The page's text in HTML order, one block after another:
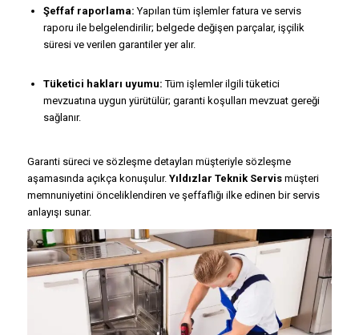
Şeffaf raporlama: Yapılan tüm işlemler fatura ve servis
raporu ile belgelendirilir; belgede değişen parçalar, işçilik
süresi ve verilen garantiler yer alır.
Tüketici hakları uyumu: Tüm işlemler ilgili tüketici
mevzuatına uygun yürütülür; garanti koşulları mevzuat gereği
sağlanır.
Garanti süreci ve sözleşme detayları müşteriyle sözleşme
aşamasında açıkça konuşulur. Yıldızlar Teknik Servismüşteri
memnuniyetini önceliklendiren ve şeffaflığı ilke edinen bir servis
anlayışı sunar.